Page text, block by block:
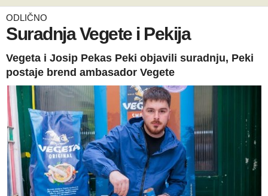
ODLIČNO
Suradnja Vegete i Pekija
Vegeta i Josip Pekas Peki objavili suradnju, Peki
postaje brend ambasador Vegete